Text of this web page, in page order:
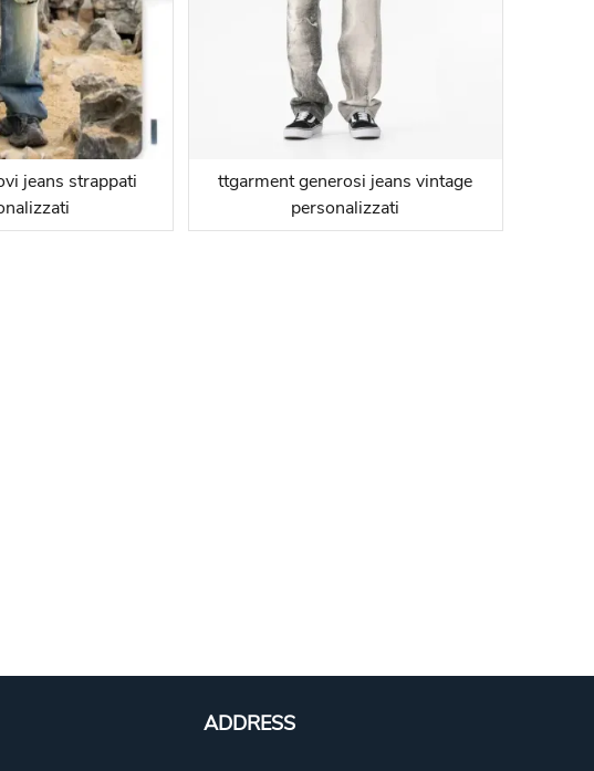
jeans strappati
ttgarment generosi jeans vintage
personalizzati
ADDRESS